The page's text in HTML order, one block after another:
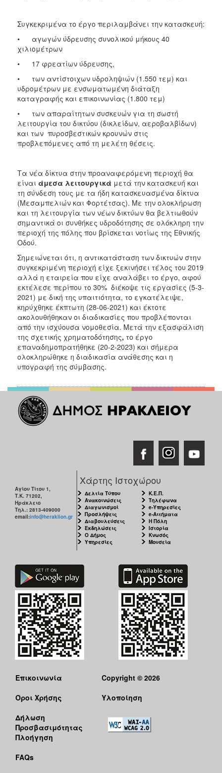
Συγκεκριμένα το έργο περιλαμβάνει την κατασκευή:
• αγωγών ύδρευσης συνολικού μήκους 40
χιλιομέτρων
• 17 φρεατίων ύδρευσης,
• των αντίστοιχων υδροληψιών (1.550 τεμ) και
υδρομέτρων με ενσωματωμένη διάταξη
καταγραφής και επικοινωνίας (1.800 τεμ)
• των απαραίτητων συσκευών για τη σωστή
λειτουργία του δικτύου (δικλείδων, αεροβαλβίδων)
και των πυροσβεστικών κρουνών στις
προβλεπόμενες από τη μελέτη θέσεις.
Τα νέα δίκτυα στην προαναφερόμενη περιοχή θα
είναι άμεσα λειτουργικά μετά την κατασκευή και
τη σύνδεση τους με τα ήδη κατασκευασμένα δίκτυα
(Μεσαμπελιών και Φορτέτσας). Με την ολοκλήρωση
και τη λειτουργία των νέων δικτύων θα βελτιωθούν
σημαντικά οι συνθήκες υδροδότησης σε ολόκληρη την
περιοχή της πόλης που βρίσκεται νοτίως της Εθνικής
Οδού.
Σημειώνεται ότι, η αντικατάσταση των δικτυών στην
συγκεκριμένη περιοχή είχε ξεκινήσει τέλος του 2019
αλλά η εταιρεία που είχε αναλάβει το έργο, αφού
εκτέλεσε περίπου το 30% διέκοψε τις εργασίες (5-3-
2021) με δική της υπαιτιότητα, το εγκατέλειψε,
κηρύχθηκε έκπτωτη (28-06-2021) και έκτοτε
ακολουθήθηκαν οι διαδικασίες που προβλέπονται
από την ισχύουσα νομοθεσία. Μετά την εξασφάλιση
της σχετικής χρηματοδότησης, το έργο
επαναδημοπρατήθηκε (20-2-2023) και σήμερα
ολοκληρώθηκε η διαδικασία ανάθεσης και η
υπογραφή της σύμβασης.
Αγίου Τίτου 1,
Τ.Κ. 71202,
Ηράκλειο
Τηλ.: 2813-409000
email:info@heraklion.gr
Χάρτης Ιστοχώρου
Δελτία Τύπου
Ανακοινώσεις
Διαγωνισμοί
Προσλήψεις
Διαβουλεύσεις
Εκδηλώσεις
Ο Δήμος
Υπηρεσίες
Κ.Ε.Π.
Τηλέφωνα
e-Υπηρεσίες
e-Αιτήματα
Η Πόλη
Ιστορία
Κνωσός
Μουσεία
Επικοινωνία
Όροι Χρήσης
Δήλωση
Προσβασιμότητας
Πλοήγηση
FAQs
Copyright © 2026
Υλοποίηση